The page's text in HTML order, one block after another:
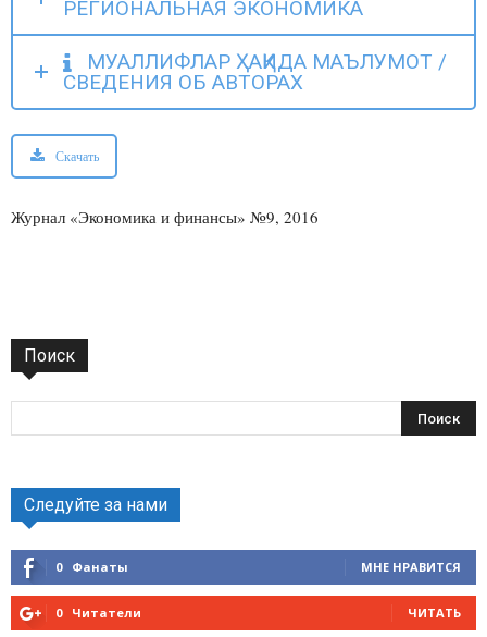
РЕГИОНАЛЬНАЯ ЭКОНОМИКА
МУАЛЛИФЛАР ҲАҚИДА МАЪЛУМОТ /
СВЕДЕНИЯ ОБ АВТОРАХ
Скачать
Журнал «Экономика и финансы» №9, 2016
Поиск
Следуйте за нами
0 Фанаты МНЕ НРАВИТСЯ
0 Читатели ЧИТАТЬ